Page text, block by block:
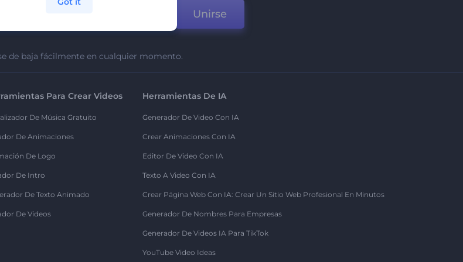
Unirse
de baja fácilmente en cualquier momento.
Para Crear Videos
De Música Gratuito
De Animaciones
De Logo
De Intro
De Texto Animado
De Videos
Herramientas De IA
Generador De Video Con IA
Crear Animaciones Con IA
Editor De Video Con IA
Texto A Video Con IA
Crear Página Web Con IA: Crear Un Sitio Web Profesional En Minutos
Generador De Nombres Para Empresas
Generador De Videos IA Para TikTok
YouTube Video Ideas